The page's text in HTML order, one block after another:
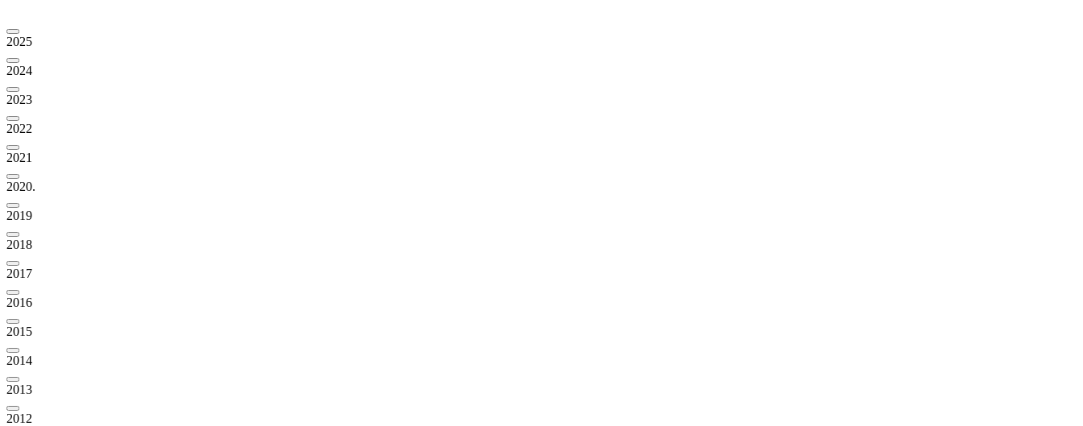
2025
2024
2023
2022
2021
2020.
2019
2018
2017
2016
2015
2014
2013
2012